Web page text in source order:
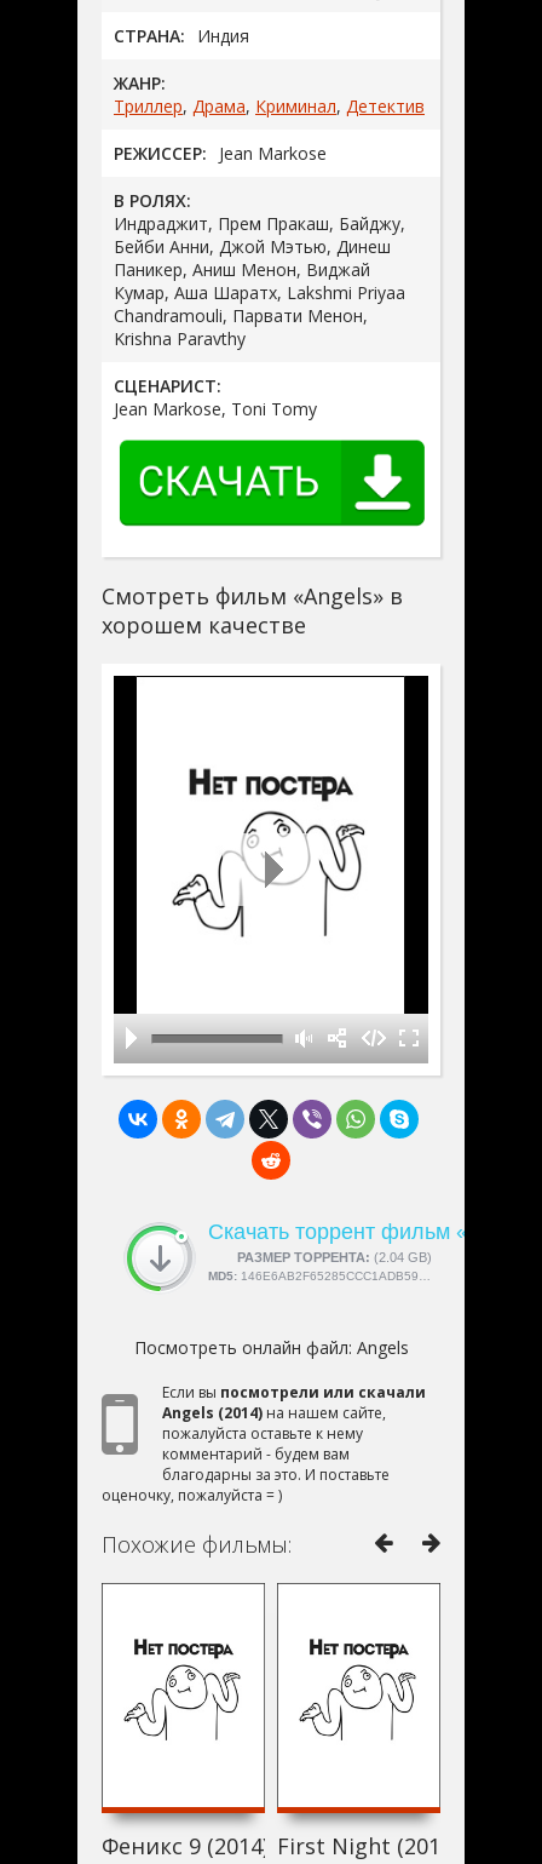
СТРАНА: Индия
ЖАНР:
Триллер, Драма, Криминал, Детектив
РЕЖИССЕР: Jean Markose
В РОЛЯХ:
Индраджит, Прем Пракаш, Байджу,
Бейби Анни, Джой Мэтью, Динеш
Паникер, Аниш Менон, Виджай
Кумар, Аша Шаратх, Lakshmi Priyaa
Chandramouli, Парвати Менон,
Krishna Paravthy
СЦЕНАРИСТ:
Jean Markose, Toni Tomy
Смотреть фильм «Angels» в
хорошем качестве
Скачать торрент фильм
РАЗМЕР ТОРРЕНТА: (2.04 GB)
СКАЧАЛИ:4189
MD5: 146E6AB2F65285CCC1ADB591F90E46A8
Посмотреть онлайн файл: Angels
Если вы посмотрели или скачали
Angels (2014) на нашем сайте,
пожалуйста оставьте к нему
комментарий - будем вам
благодарны за это. И поставьте
оценочку, пожалуйста = )
Похожие фильмы:
Феникс 9 (2014) First Night (2014)